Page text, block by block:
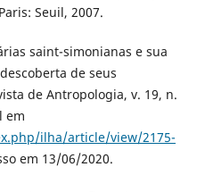
Seuil, 2007.
saint-simonianas e sua
de seus
de Antropologia, v. 19, n.
em
ilha/article/view/2175-
em 13/06/2020.